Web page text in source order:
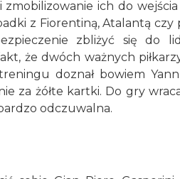
ich do
z Fiorentiną, Atalantą czy
zbliżyć się do
że dwóch ważnych
doznał bowiem
za żółte kartki. Do gry
odczuwalna.